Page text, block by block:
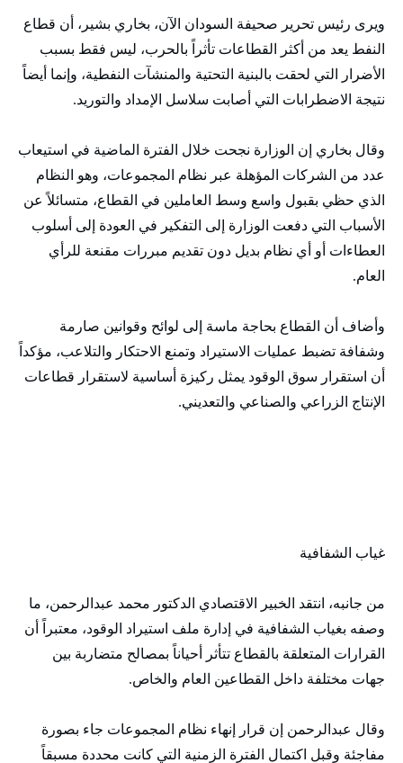
ويرى رئيس تحرير صحيفة السودان الآن، بخاري بشير، أن قطاع
النفط يعد من أكثر القطاعات تأثراً بالحرب، ليس فقط بسبب
الأضرار التي لحقت بالبنية التحتية والمنشآت النفطية، وإنما أيضاً
نتيجة الاضطرابات التي أصابت سلاسل الإمداد والتوريد.
وقال بخاري إن الوزارة نجحت خلال الفترة الماضية في استيعاب
عدد من الشركات المؤهلة عبر نظام المجموعات، وهو النظام
الذي حظي بقبول واسع وسط العاملين في القطاع، متسائلاً عن
الأسباب التي دفعت الوزارة إلى التفكير في العودة إلى أسلوب
العطاءات أو أي نظام بديل دون تقديم مبررات مقنعة للرأي
العام.
وأضاف أن القطاع بحاجة ماسة إلى لوائح وقوانين صارمة
وشفافة تضبط عمليات الاستيراد وتمنع الاحتكار والتلاعب، مؤكداً
أن استقرار سوق الوقود يمثل ركيزة أساسية لاستقرار قطاعات
الإنتاج الزراعي والصناعي والتعديني.
غياب الشفافية
من جانبه، انتقد الخبير الاقتصادي الدكتور محمد عبدالرحمن، ما
وصفه بغياب الشفافية في إدارة ملف استيراد الوقود، معتبراً أن
القرارات المتعلقة بالقطاع تتأثر أحياناً بمصالح متضاربة بين
جهات مختلفة داخل القطاعين العام والخاص.
وقال عبدالرحمن إن قرار إنهاء نظام المجموعات جاء بصورة
مفاجئة وقبل اكتمال الفترة الزمنية التي كانت محددة مسبقاً